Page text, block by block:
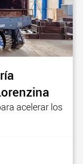
acelerar los